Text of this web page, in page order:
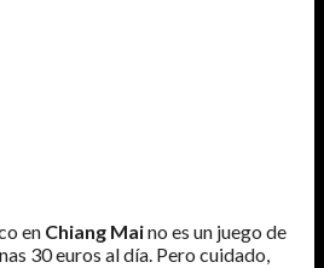
en Chiang Maino es un juego de
30 euros al día. Pero cuidado,